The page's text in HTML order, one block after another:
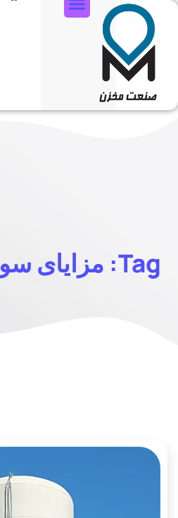
Tag: مزایای سوله پی تا کلید